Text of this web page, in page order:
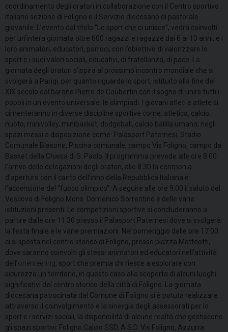
coordinamento degli oratori in collaborazione con il Centro sportivo
italiano sezione di Foligno e il Servizio diocesano di pastorale
giovanile. L’evento dal titolo “Lo sport che ci unisce”, vedrà coinvolti
per un’intera giornata oltre 600 ragazzi e ragazze dai 6 ai 13 anni, e i
loro animatori, educatori, parroci, con l’obiettivo di valorizzare lo
sport e i suoi valori sociali, educativi, di fratellanza, di pace. La
giornata degli oratori s’ispira al prossimo incontro mondiale che si
svolgerà a Parigi, per quanto riguarda lo sport, istituito alla fine del
XIX secolo dal barone Pierre de Coubertin con il sogno di unire tutti i
popoli in un evento universale: le olimpiadi. I giovani atleti e atlete si
cimenteranno in diverse discipline sportive come: atletica, calcio,
nuoto, minivolley, minibasket, dodgeball, calcio balilla umano; negli
spazi messi a disposizione come: Palasport Paternesi, Stadio
Comunale Blasone, Piscina comunale, campo Vis Foligno, campo da
Basket della Chiesa di S. Paolo. Il programma prevede alle ore 8.00
l’arrivo delle delegazioni degli oratori, alle 8.30 la cerimonia
d’apertura con il canto dell’inno della Repubblica Italiana e
l’accensione del “fuoco olimpico”. A seguire alle ore 9.00 il saluto del
Vescovo di Foligno Mons. Domenico Sorrentino e delle varie
istituzioni presenti. Le competizioni sportive si concluderanno a
partire dalle ore 11.30 presso il Palasport Paternesi dove si svolgerà
la festa finale e le varie premiazioni. Nel pomeriggio dalle ore 17.00
ci si sposta nel centro storico di Foligno, presso piazza Matteotti,
dove saranno coinvolti gli stessi animatori ed educatori nell’attività
dell’orienteering, sport che premia chi riesce a esplorare con
sicurezza un territorio, in questo caso alla scoperta di alcuni luoghi
significativi del centro storico della città di Foligno. La giornata
diocesana patrocinata dal Comune di Foligno si è potuta realizzare
attraverso il coinvolgimento e la sinergia degli assessorati per lo
sport e i servizi sociali, la disponibilità di alcune realtà che gestiscono
gli spazi sportivi: Foligno Calcio SSD, A.S.D. Vis Foligno, Azzurra